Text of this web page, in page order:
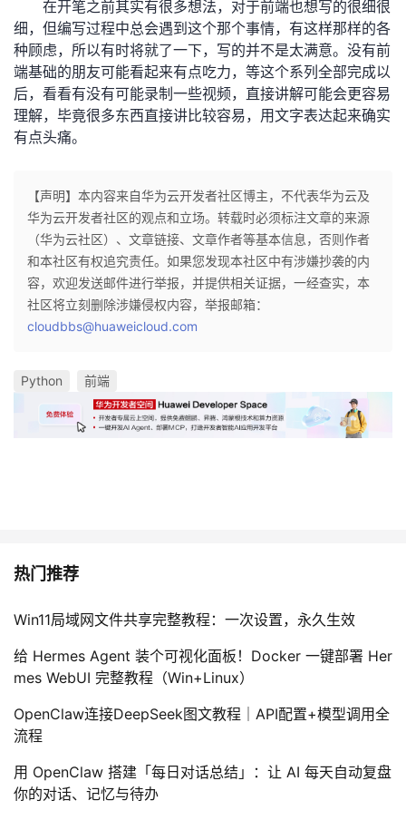
在开笔之前其实有很多想法，对于前端也想写的很细很
细，但编写过程中总会遇到这个那个事情，有这样那样的各
种顾虑，所以有时将就了一下，写的并不是太满意。没有前
端基础的朋友可能看起来有点吃力，等这个系列全部完成以
后，看看有没有可能录制一些视频，直接讲解可能会更容易
理解，毕竟很多东西直接讲比较容易，用文字表达起来确实
有点头痛。
【声明】本内容来自华为云开发者社区博主，不代表华为云及
华为云开发者社区的观点和立场。转载时必须标注文章的来源
（华为云社区）、文章链接、文章作者等基本信息，否则作者
和本社区有权追究责任。如果您发现本社区中有涉嫌抄袭的内
容，欢迎发送邮件进行举报，并提供相关证据，一经查实，本
社区将立刻删除涉嫌侵权内容，举报邮箱：
cloudbbs@huaweicloud.com
Python 前端
热门推荐
Win11局域网文件共享完整教程：一次设置，永久生效
给 Hermes Agent 装个可视化面板！Docker 一键部署 Her
mes WebUI 完整教程（Win+Linux）
OpenClaw连接DeepSeek图文教程｜API配置+模型调用全
流程
用 OpenClaw 搭建「每日对话总结」：让 AI 每天自动复盘
你的对话、记忆与待办